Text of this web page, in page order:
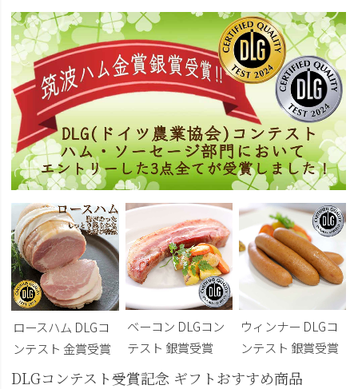
ロースハム DLGコ
ンテスト 金賞受賞
ベーコン DLGコン
テスト 銀賞受賞
ウィンナー DLGコ
ンテスト 銀賞受賞
DLGコンテスト受賞記念 ギフトおすすめ商品